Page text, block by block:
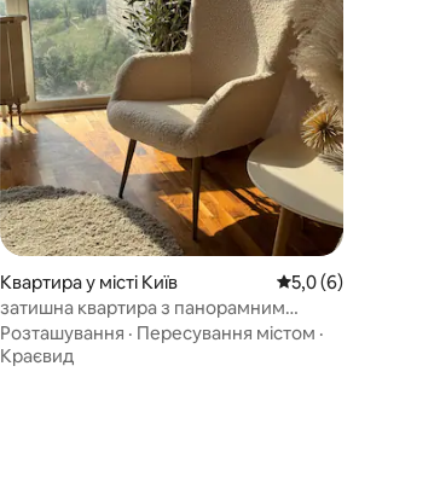
4,97 з 5, відгуки: 62
Квартира у місті Київ Середня оцінка:
5,0 (6)
затишна квартира з панорамним
видом, Оазис, Оболонь
Розташування · Пересування містом ·
Краєвид